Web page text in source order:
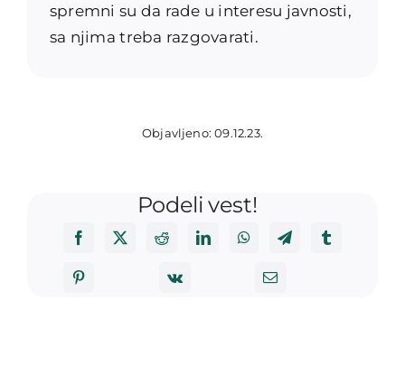
spremni su da rade u interesu javnosti,
sa njima treba razgovarati.
Objavljeno: 09.12.23.
Podeli vest!